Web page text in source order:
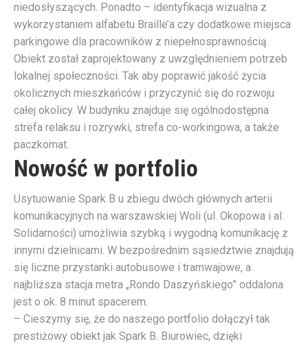
niedosłyszących. Ponadto – identyfikacja wizualna z
wykorzystaniem alfabetu Braille’a czy dodatkowe miejsca
parkingowe dla pracowników z niepełnosprawnością.
Obiekt został zaprojektowany z uwzględnieniem potrzeb
lokalnej społeczności. Tak aby poprawić jakość życia
okolicznych mieszkańców i przyczynić się do rozwoju
całej okolicy. W budynku znajduje się ogólnodostępna
strefa relaksu i rozrywki, strefa co-workingowa, a także
paczkomat.
Nowość w portfolio
Usytuowanie Spark B u zbiegu dwóch głównych arterii
komunikacyjnych na warszawskiej Woli (ul. Okopowa i al.
Solidarności) umożliwia szybką i wygodną komunikację z
innymi dzielnicami. W bezpośrednim sąsiedztwie znajdują
się liczne przystanki autobusowe i tramwajowe, a
najbliższa stacja metra „Rondo Daszyńskiego” oddalona
jest o ok. 8 minut spacerem.
– Cieszymy się, że do naszego portfolio dołączył tak
prestiżowy obiekt jak Spark B. Biurowiec, dzięki